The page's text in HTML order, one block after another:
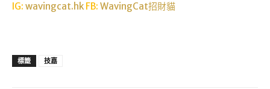
IG: wavingcat.hk FB: WavingCat招財貓
標籤 技嘉